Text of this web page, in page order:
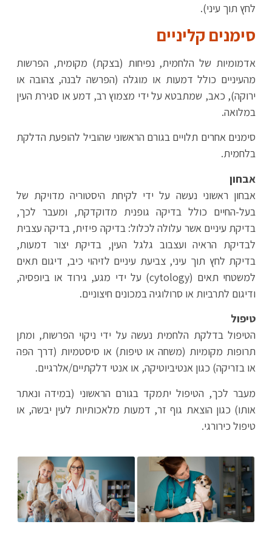
לחץ תוך עיני).
סימנים קליניים
אדמומיות של הלחמית, נפיחות (בצקת) מקומית, הפרשות
מהעיניים כולל דמעות או מוגלה (הפרשה לבנה, צהובה או
ירוקה), כאב, שמתבטא על ידי מצמוץ רב, דמע או סגירת העין
במלואה.
סימנים אחרים תלויים בגורם הראשוני שהוביל להופעת הדלקת
בלחמית.
אבחון
אבחון ראשוני נעשה על ידי לקיחת היסטוריה מדויקת של
בעל-החיים כולל בדיקה גופנית מדוקדקת, ומעבר לכך,
בדיקת עיניים אשר עלולה לכלול: בדיקה פיזית, בדיקה עצבית
לבדיקת הראיה ועצבוב גלגל העין, בדיקת יצור דמעות,
בדיקת לחץ תוך עיני, צביעת עיניים לזיהוי כיב, דיגום תאים
למשטחי תאים (cytology) על ידי מגע, גירוד או ביופסיה,
ודיגום לתרביות או סרולוגיה במכונים חיצוניים.
טיפול
הטיפול בדלקת הלחמית נעשה על ידי ניקוי הפרשות, ומתן
תרופות מקומיות (משחה או טיפות) או סיסטמיות (דרך הפה
או בזריקה) כגון אנטיביוטיקה, או אנטי דלקתיים/אלרגיים.
מעבר לכך, הטיפול יתמקד בגורם הראשוני (במידה ונאתר
אותו) כגון הוצאת גוף זר, דמעות מלאכותיות לעין יבשה, או
טיפול כירורגי.